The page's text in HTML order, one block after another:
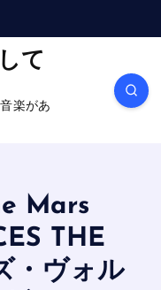
楽があ
Mars
THE
・ヴォル